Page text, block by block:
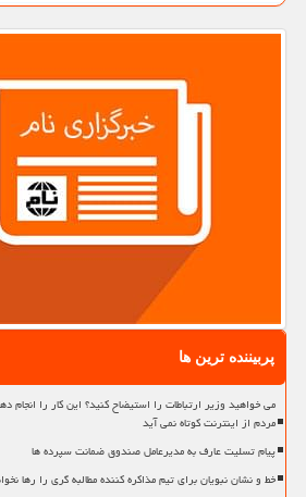
پربیننده ترین ها
می خواهید وزیر ارتباطات را استیضاح کنید؟ این کار را انجام
مردم از اینترنت کوتاه نمی آید
پیام تسلیت عارف به مدیرعامل صندوق ضمانت سپرده ها
خط و نشان نبویان برای تیم مذاکره کننده مطالبه گری را رها